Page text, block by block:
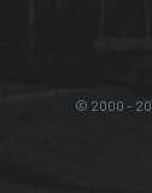
© 2000 -